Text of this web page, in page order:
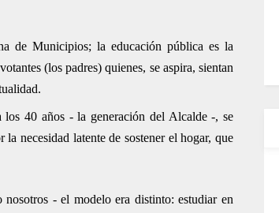
de Municipios; la educación pública es la
(los padres) quienes, se aspira, sientan
40 años - la generación del Alcalde -, se
necesidad latente de sostener el hogar, que
- el modelo era distinto: estudiar en